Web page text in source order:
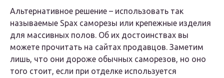
Альтернативное решение – использовать так
называемые Spax саморезы или крепежные изделия
для массивных полов. Об их достоинствах вы
можете прочитать на сайтах продавцов. Заметим
лишь, что они дороже обычных саморезов, но оно
того стоит, если при отделке используется